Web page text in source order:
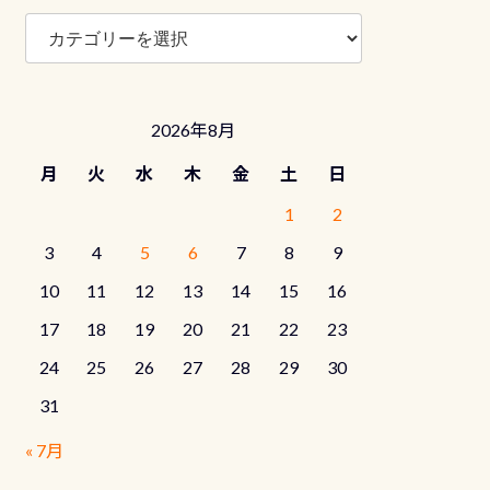
ブ
グ
2026年8月
月 火 水 木 金 土
日
1
2
3
4 5 6 7 8
9
10
11 12 13 14 15
16
17
18 19 20 21 22
23
24
25 26 27 28 29
30
31
« 7月